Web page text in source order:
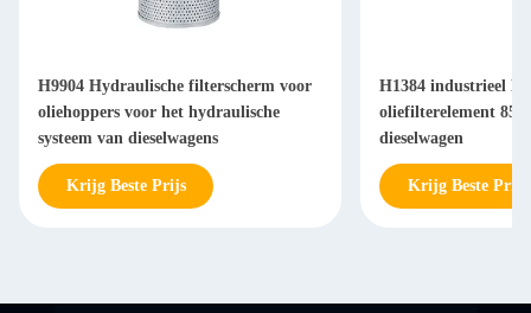
H9904 Hydraulische filterscherm voor
oliehoppers voor het hydraulische
systeem van dieselwagens
Krijg Beste Prijs
H1384 industrieel
oliefilterelement 85
dieselwagen
Krijg Beste Prijs